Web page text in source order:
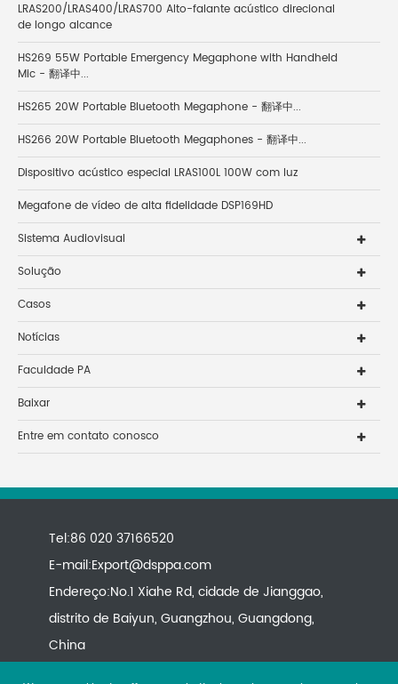
LRAS200/LRAS400/LRAS700 Alto-falante acústico direcional
de longo alcance
HS269 55W Portable Emergency Megaphone with Handheld
Mic - 翻译中...
HS265 20W Portable Bluetooth Megaphone - 翻译中...
HS266 20W Portable Bluetooth Megaphones - 翻译中...
Dispositivo acústico especial LRAS100L 100W com luz
Megafone de vídeo de alta fidelidade DSP169HD
Sistema Audiovisual
Solução
Casos
Notícias
Faculdade PA
Baixar
Entre em contato conosco
Tel:86 020 37166520
E-mail:Export@dsppa.com
Endereço:No.1 Xiahe Rd, cidade de Jianggao,
distrito de Baiyun, Guangzhou, Guangdong,
China